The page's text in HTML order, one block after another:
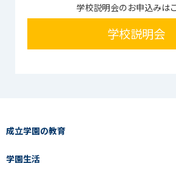
学校説明会のお申込みは
学校説明会
成立学園の教育
6年間の一貫教育
学園生活